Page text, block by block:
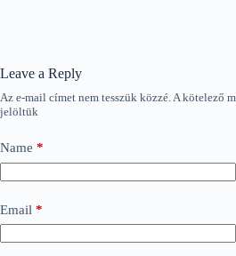
Leave a Reply
Az e-mail címet nem tesszük közzé.A kötelező
jelöltük
Name *
Email *